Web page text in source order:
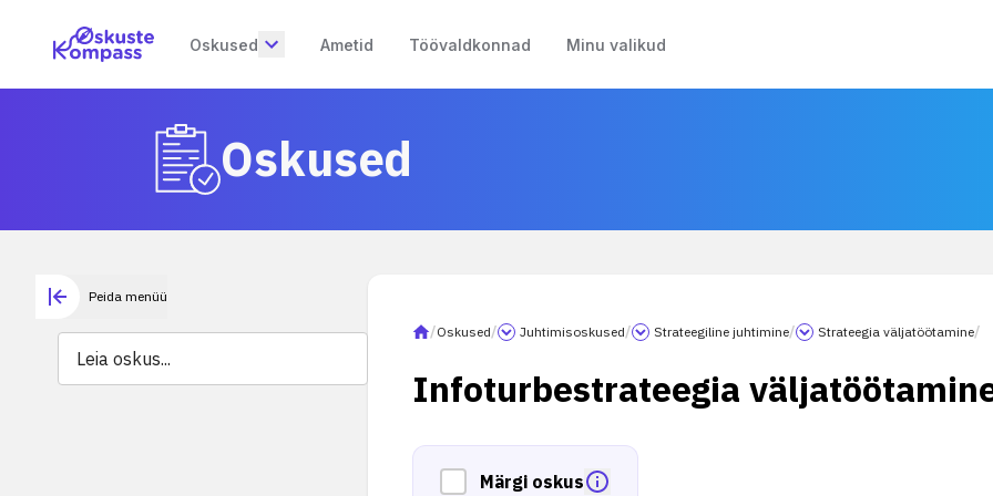
Oskused Ametid Töövaldkonnad Minu valikud
Oskused
Peida menüü
/Oskused/ Juhtimisoskused/ Strateegiline juhtimine/ Strateegia väljatöötamine/
Infoturbestrateegia
Märgi oskus